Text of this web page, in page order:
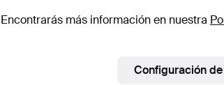
Encontrarás más información en nuestra
Configuración